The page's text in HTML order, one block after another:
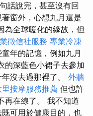
話說完，甚至沒有回
窗外，心想九月還是
為全球暖化的緣故，但
徵信社服務 專業冷凍
年的記憶，例如九月
的深藍色小裙子去參加
沒去過那裡了。 外牆
里按摩服務推薦 但也許
再在線了。 我不知道
可用於健康目的，也